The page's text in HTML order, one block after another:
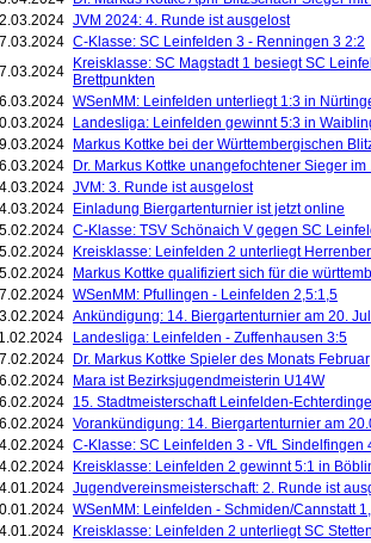
JVM 2024: 4. Runde ist ausgelost
C-Klasse: SC Leinfelden 3 - Renningen 3 2:2
Kreisklasse: SC Magstadt 1 besiegt SC
Brettpunkten
WSenMM: Leinfelden unterliegt 1:3 in
Landesliga: Leinfelden gewinnt 5:3 in
Markus Kottke bei der Württembergischen
Dr. Markus Kottke unangefochtener Sieger
JVM: 3. Runde ist ausgelost
Einladung Biergartenturnier ist jetzt online
C-Klasse: TSV Schönaich V gegen SC
Kreisklasse: Leinfelden 2 unterliegt
Markus Kottke qualifiziert sich für die
WSenMM: Pfullingen - Leinfelden 2,5:1,5
Ankündigung: 14. Biergartenturnier am 20.
Landesliga: Leinfelden - Zuffenhausen 3:5
Dr. Markus Kottke Spieler des Monats Februar
Mara ist Bezirksjugendmeisterin U14W
15. Stadtmeisterschaft Leinfelden-
Vorankündigung: 14. Biergartenturnier am
C-Klasse: SC Leinfelden 3 - VfL Sindelfingen
Kreisklasse: Leinfelden 2 gewinnt 5:1 in
Jugendvereinsmeisterschaft: 2. Runde ist
WSenMM: Leinfelden - Schmiden/Cannstatt
Kreisklasse: Leinfelden 2 unterliegt SC